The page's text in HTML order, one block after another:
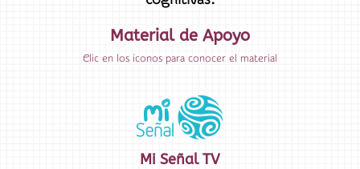
Material de Apoyo
Clic en los iconos para conocer el material
Mi Señal TV